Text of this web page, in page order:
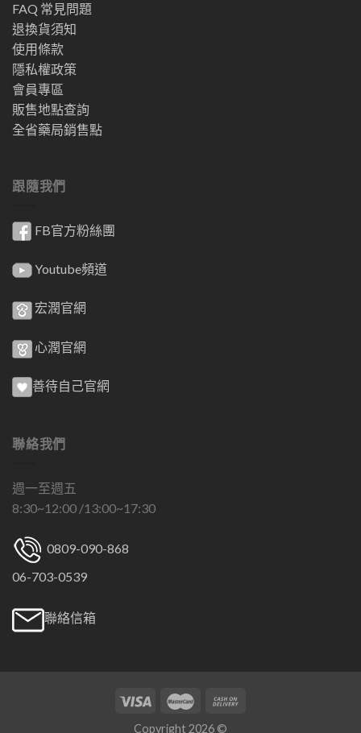
FAQ 常見問題
退換貨須知
使用條款
隱私權政策
會員專區
販售地點查詢
全省藥局銷售點
跟隨我們
FB官方粉絲團
Youtube頻道
宏潤官網
心潤官網
善待自己官網
聯絡我們
週一至週五
8:30~12:00 /13:00~17:30
0809-090-868
06-703-0539
聯絡信箱
Copyright 2026 ©